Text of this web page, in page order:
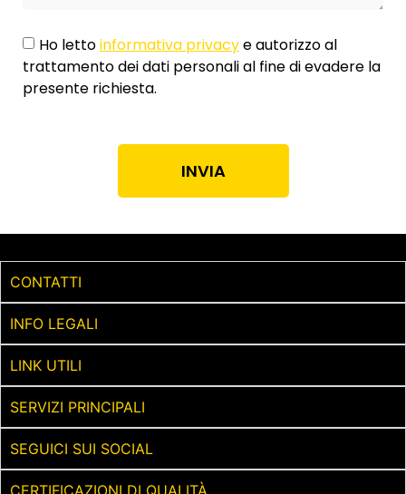
Ho lettoinformativa privacye autorizzo al
trattamento dei dati personali al fine di evadere la
presente richiesta.
INVIA
CONTATTI
INFO LEGALI
LINK UTILI
SERVIZI PRINCIPALI
SEGUICI SUI SOCIAL